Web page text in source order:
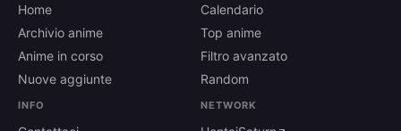
Home
Archivio anime
Anime in corso
Nuove aggiunte
Calendario
Top anime
Filtro avanzato
Random
INFO NETWORK